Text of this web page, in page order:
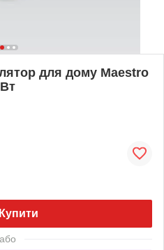
для дому Maestro
Купити
або